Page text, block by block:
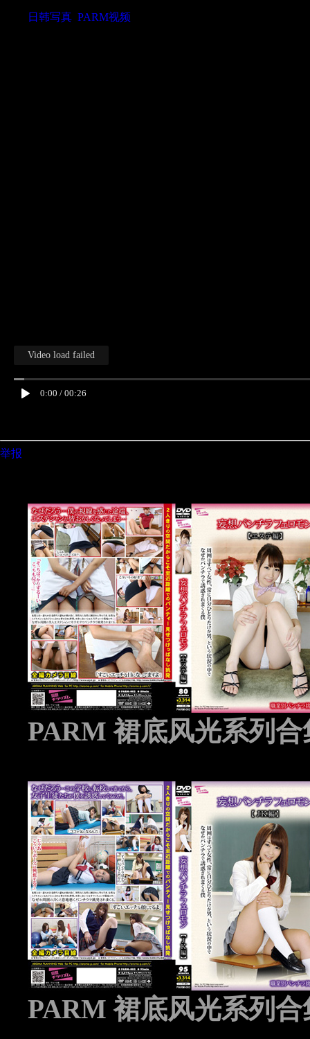
日韩写真 PARM视频
0:00 / 00:26
Video load failed
举报
PARM 裙底风光系列合
PARM 裙底风光系列合